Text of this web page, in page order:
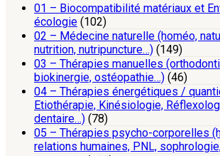
01 – Biocompatibilité matériaux et
écologie (102)
02 – Médecine naturelle (homéo,
nutrition, nutripuncture…) (149)
03 – Thérapies manuelles
biokinergie, ostéopathie…) (46)
04 – Thérapies énergétiques /
Etiothérapie, Kinésiologie,
dentaire…) (78)
05 – Thérapies psycho-corporelles
relations humaines, PNL,